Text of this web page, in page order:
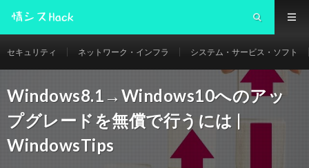
セキュリティ ネットワーク・インフラ システム・サービス・ソフト
Windows8.1→Windows10へのアッ
プグレードを無償で行うには |
WindowsTips